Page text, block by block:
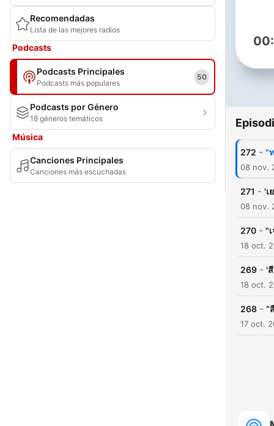
Recomendadas
Lista de las mejores radios
Podcasts
Podcasts Principales
Podcasts más populares
50
Podcasts por Género
18 géneros temáticos
Música
Canciones Principales
Canciones más escuchadas
272 - "
08 nov.
271 - 'เ
08 nov.
270 - "
18 oct.
269 - '
18 oct.
268 - “
17 oct.